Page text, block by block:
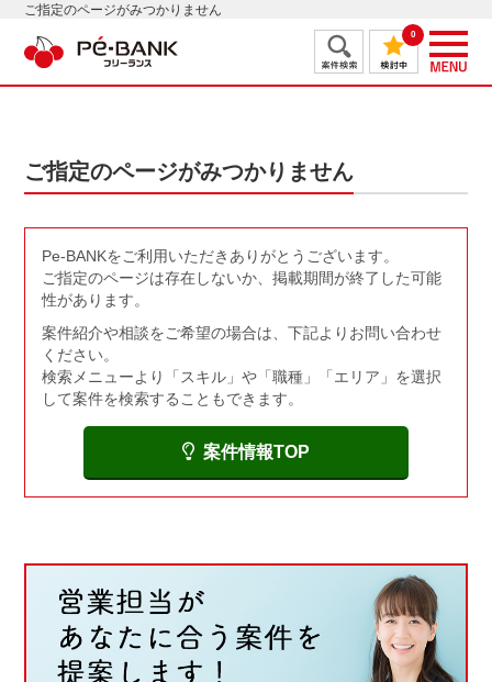
ご指定のページがみつかりません
0
ご指定のページがみつかりません
Pe-BANKをご利用いただきありがとうございます。
ご指定のページは存在しないか、掲載期間が終了した可能
性があります。
案件紹介や相談をご希望の場合は、下記よりお問い合わせ
ください。
検索メニューより「スキル」や「職種」「エリア」を選択
して案件を検索することもできます。
案件情報TOP